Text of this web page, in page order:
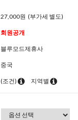
27,000원 (부가세 별도)
회원공개
블루모드제휴사
중국
(조건) 지역별